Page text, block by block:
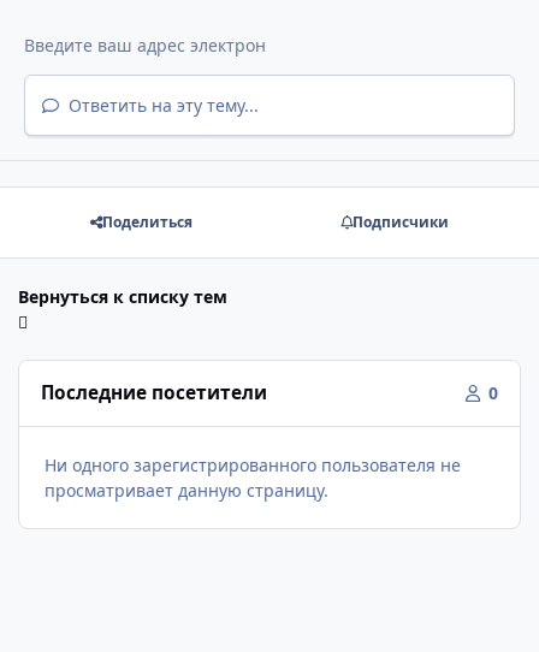
Ответить на эту тему...
Поделиться Подписчики
Вернуться к списку тем
Последние посетители 0
Ни одного зарегистрированного пользователя не
просматривает данную страницу.